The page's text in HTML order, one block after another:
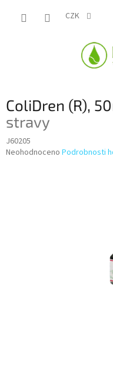
CZK
ColiDren (R),
stravy
J60205
Průměrné
Neohodnoceno Podrobnosti